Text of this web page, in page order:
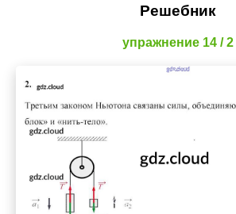
Решебник
упражнение 14 / 2